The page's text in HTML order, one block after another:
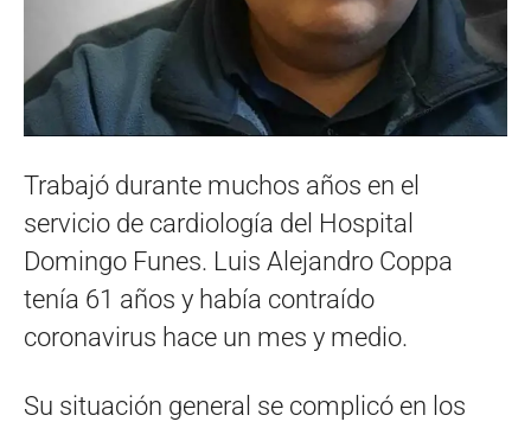
Trabajó durante muchos años en el
servicio de cardiología del Hospital
Domingo Funes. Luis Alejandro Coppa
tenía 61 años y había contraído
coronavirus hace un mes y medio.
Su situación general se complicó en los